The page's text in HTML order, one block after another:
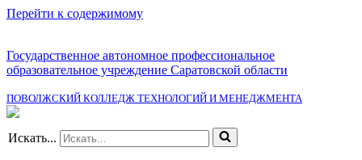
Перейти к содержимому
Государственное автономное профессиональное
образовательное учреждение Саратовской области
ПОВОЛЖСКИЙ КОЛЛЕДЖ ТЕХНОЛОГИЙ И МЕНЕДЖМЕНТА
Искать...